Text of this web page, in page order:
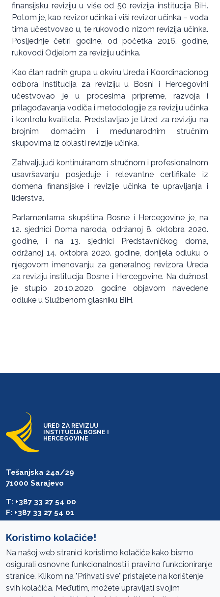
finansijsku reviziju u više od 50 revizija institucija BiH.
Potom je, kao revizor učinka i viši revizor učinka – vođa
tima učestvovao u, te rukovodio nizom revizija učinka.
Posljednje četiri godine, od početka 2016. godine,
rukovodi Odjelom za reviziju učinka.
Kao član radnih grupa u okviru Ureda i Koordinacionog
odbora institucija za reviziju u Bosni i Hercegovini
učestvovao je u procesima pripreme, razvoja i
prilagođavanja vodiča i metodologije za reviziju učinka
i kontrolu kvaliteta. Predstavljao je Ured za reviziju na
brojnim domaćim i međunarodnim stručnim
skupovima iz oblasti revizije učinka.
Zahvaljujući kontinuiranom stručnom i profesionalnom
usavršavanju posjeduje i relevantne certifikate iz
domena finansijske i revizije učinka te upravljanja i
liderstva.
Parlamentarna skupština Bosne i Hercegovine je, na
12. sjednici Doma naroda, održanoj 8. oktobra 2020.
godine, i na 13. sjednici Predstavničkog doma,
održanoj 14. oktobra 2020. godine, donijela odluku o
njegovom imenovanju za generalnog revizora Ureda
za reviziju institucija Bosne i Hercegovine. Na dužnost
je stupio 20.10.2020. godine objavom navedene
odluke u Službenom glasniku BiH.
URED ZA REVIZIJU
INSTITUCIJA BOSNE I
HERCEGOVINE
Tešanjska 24a/29
71000 Sarajevo
T: +387 33 27 54 00
F: +387 33 27 54 01
Pristup informacijama
Mapa sajta
Koristimo kolačiće!
Na našoj web stranici koristimo kolačiće kako bismo
osigurali osnovne funkcionalnosti i pravilno funkcioniranje
stranice. Klikom na "Prihvati sve" pristajete na korištenje
svih kolačića. Međutim, možete upravljati svojim